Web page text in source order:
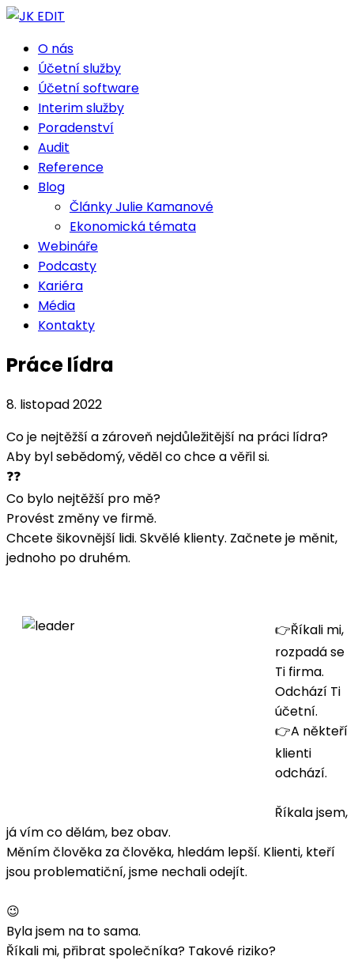
O nás
Účetní služby
Účetní software
Interim služby
Poradenství
Audit
Reference
Blog
Články Julie Kamanové
Ekonomická témata
Webináře
Podcasty
Kariéra
Média
Kontakty
Práce lídra
8. listopad 2022
Co je nejtěžší a zároveň nejdůležitější na práci lídra?
Aby byl sebědomý, věděl co chce a věřil si.
❓❓
Co bylo nejtěžší pro mě?
Provést změny ve firmě.
Chcete šikovnější lidi. Skvělé klienty. Začnete je měnit,
jednoho po druhém.
👉Říkali mi,
rozpadá se
Ti firma.
Odchází Ti
účetní.
👉A někteří
klienti
odchází.
Říkala jsem,
já vím co dělám, bez obav.
Měním člověka za člověka, hledám lepší. Klienti, kteří
jsou problematiční, jsme nechali odejít.
😉
Byla jsem na to sama.
Říkali mi, přibrat společníka? Takové riziko?